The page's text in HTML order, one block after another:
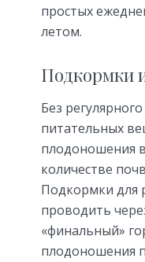
простых
летом.
Подкормки
Без
питательных
плодоношения
количестве
Подкормки для
проводить
«финальный»
плодоношения